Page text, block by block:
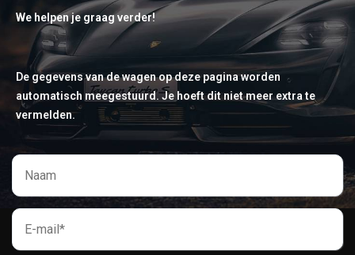
We helpen je graag verder!
De gegevens van de wagen op deze pagina worden
automatisch meegestuurd. Je hoeft dit niet meer extra te
vermelden.